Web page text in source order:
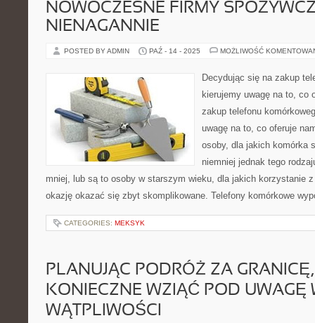
NOWOCZESNE FIRMY
NIENAGANNIE
POSTED BY ADMIN PAŹ - 14 - 2025 MOŻLIWOŚĆ
Decydując się na zakup
kierujemy uwagę na to, co
zakup telefonu
uwagę na to, co oferuje
osoby, dla jakich komórka
niemniej jednak tego
mniej, lub są to osoby w starszym wieku, dla jakich korzystanie
okazję okazać się zbyt skomplikowane. Telefony komórkowe
CATEGORIES: MEKSYK
PLANUJĄC PODRÓŻ ZA GRANICĘ,
KONIECZNE WZIĄĆ POD UWAGĘ
WĄTPLIWOŚCI